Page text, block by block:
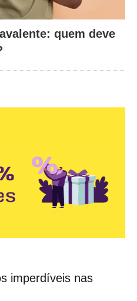
quem deve
imperdíveis nas